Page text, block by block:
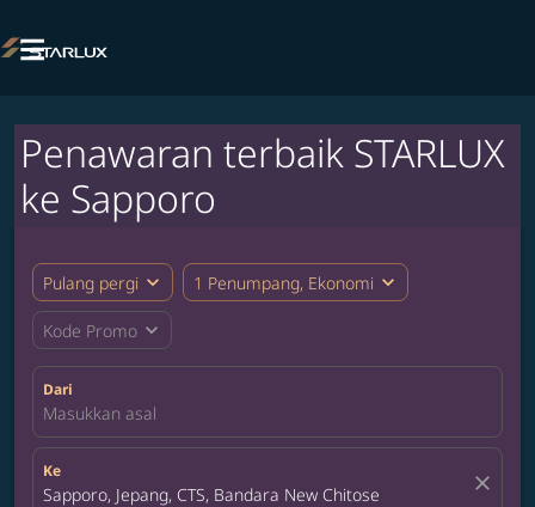

Penawaran terbaik STARLUX
ke Sapporo
Pulang pergi expand_more 1 Penumpang, Ekonomi expand_more
Kode Promo expand_more
Dari
Masukkan asal
Ke
Sapporo, Jepang, CTS, Bandara New Chitose close